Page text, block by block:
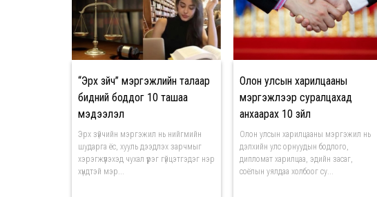
“Эрх зүйч” мэргэжлийн талаар
бидний боддог 10 ташаа
мэдээлэл
Эрх зүйчийн мэргэжил нь нийгмийн
шударга ёс, хууль дээдлэх зарчмыг
хэрэгжүүлэхэд чухал үүрэг гүйцэтгэдэг нэр
хүндтэй мэр...
Олон улсын харилцааны
мэргэжлээр суралцахад
анхаарах 10 зүйл
Олон улсын харилцааны мэргэжил нь
дэлхийн улс орнуудын бодлого,
дипломат харилцаа, эдийн засаг,
соёлын уялдаа холбоог су...